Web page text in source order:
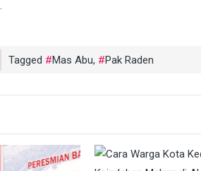
Tagged Mas Abu, Pak Raden